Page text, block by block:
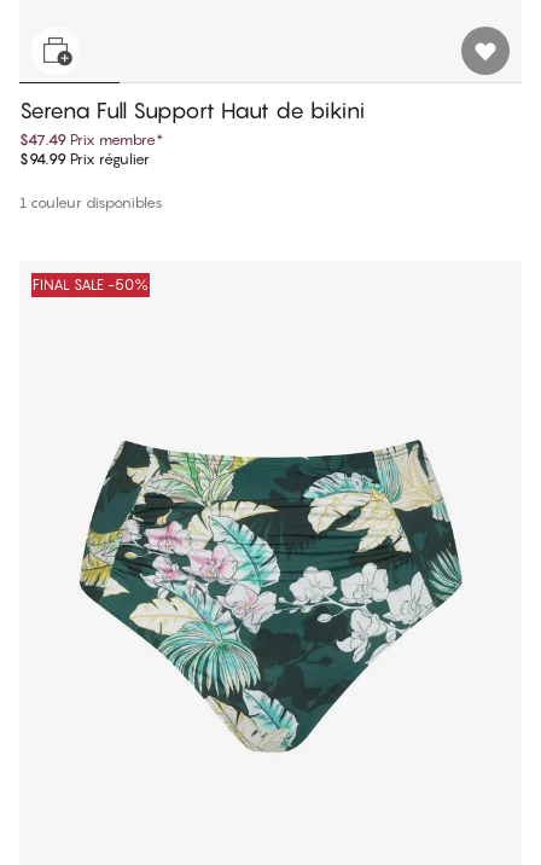
Serena Full Support Haut de bikini
$47.49 Prix membre*
$94.99 Prix régulier
1 couleur disponibles
FINAL SALE -50%